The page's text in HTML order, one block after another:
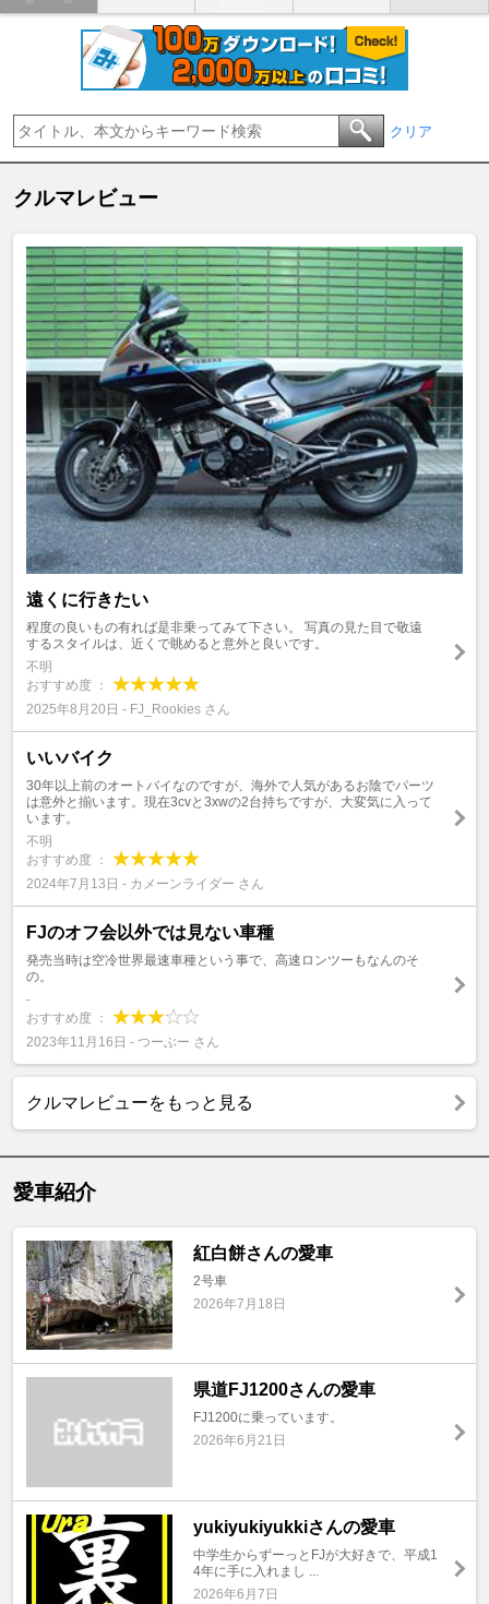
クリア
クルマレビュー
遠くに行きたい
程度の良いもの有れば是非乗ってみて下さい。 写真の見た目で敬遠
するスタイルは、近くで眺めると意外と良いです。
不明
おすすめ度 ：
2025年8月20日 - FJ_Rookies さん
いいバイク
30年以上前のオートバイなのですが、海外で人気があるお陰でパーツ
は意外と揃います。現在3cvと3xwの2台持ちですが、大変気に入って
います。
不明
おすすめ度 ：
2024年7月13日 - カメーンライダー さん
FJのオフ会以外では見ない車種
発売当時は空冷世界最速車種という事で、高速ロンツーもなんのそ
の。
-
おすすめ度 ：
2023年11月16日 - つーぶー さん
クルマレビューをもっと見る
愛車紹介
紅白餅さんの愛車
2号車
2026年7月18日
県道FJ1200さんの愛車
FJ1200に乗っています。
2026年6月21日
yukiyukiyukkiさんの愛車
中学生からずーっとFJが大好きで、平成1
4年に手に入れまし ...
2026年6月7日